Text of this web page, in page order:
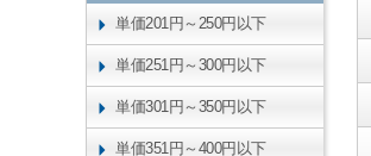
単価201円～250円以下
単価251円～300円以下
単価301円～350円以下
単価351円～400円以下